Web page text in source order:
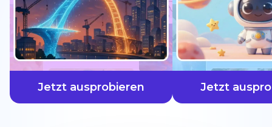
Jetzt ausprobieren Jetzt
schneller